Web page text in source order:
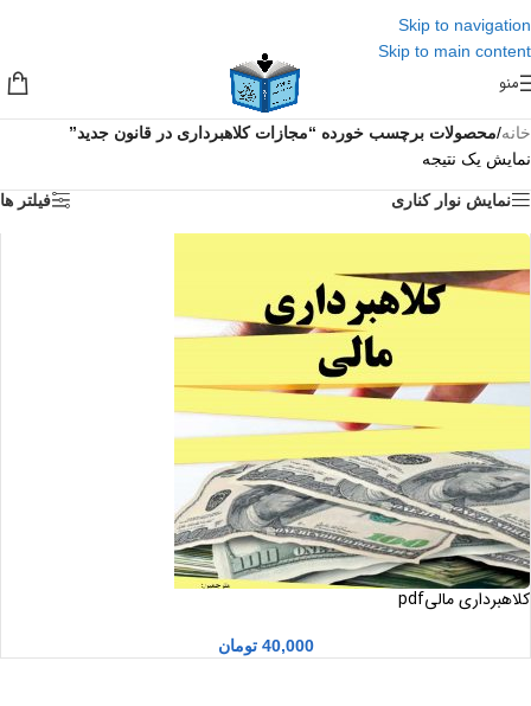
Skip to navigation
Skip to main content
منو
خانه/محصولات برچسب خورده “مجازات کلاهبرداری در قانون جدید”
نمایش یک نتیجه
نمایش نوار کناری فیلتر ها
کلاهبرداری مالیpdf
40,000 تومان